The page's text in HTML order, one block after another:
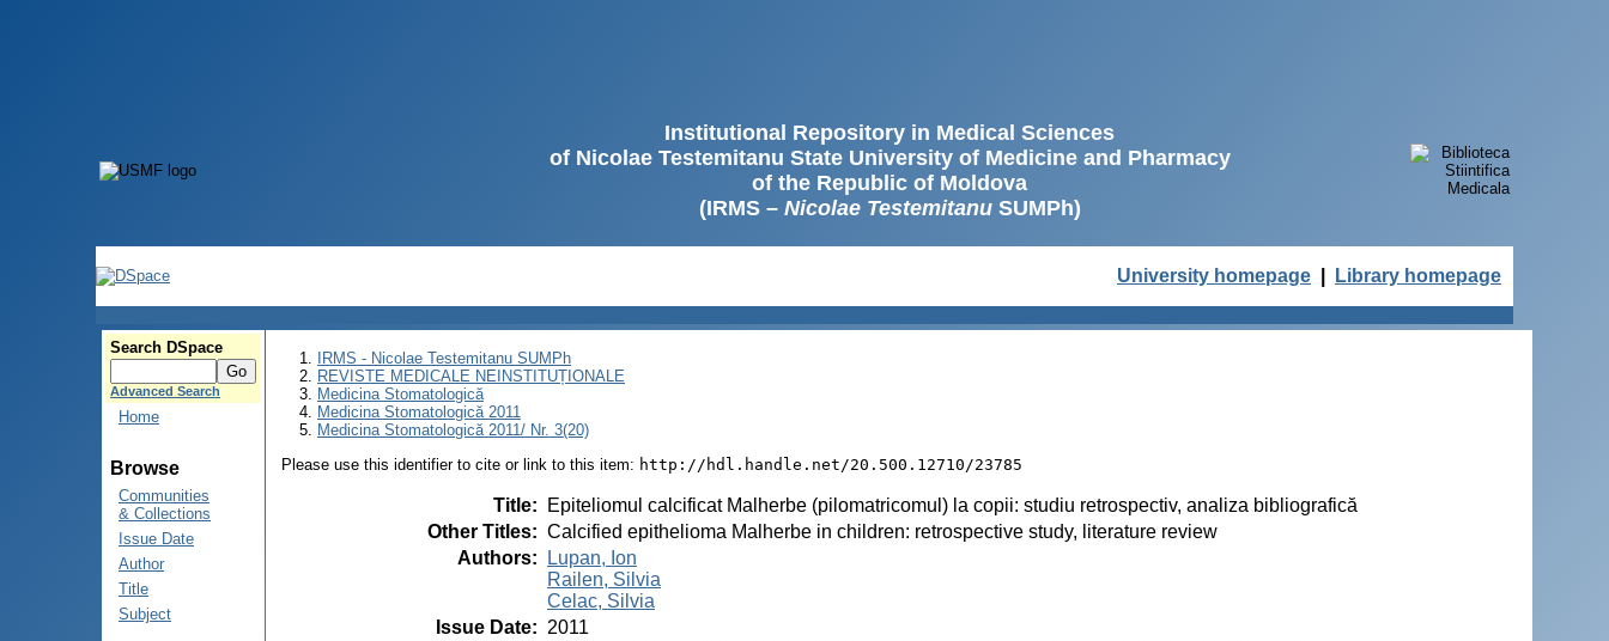
Institutional Repository in Medical Sciences
of Nicolae Testemitanu State University of Medicine and Pharmacy
of the Republic of Moldova
(IRMS – Nicolae TestemitanuSUMPh)
University homepage Library homepage
Search DSpace
Advanced Search
Home
Browse
Communities
& Collections
Issue Date
Author
Title
Subject
IRMS - Nicolae Testemitanu SUMPh
REVISTE MEDICALE NEINSTITUȚIONALE
Medicina Stomatologică
Medicina Stomatologică 2011
Medicina Stomatologică 2011/ Nr. 3(20)
Please use this identifier to cite or link to this item: http://hdl.handle.net/20.500.12710/23785
Title:
Epiteliomul calcificat Malherbe (pilomatricomul) la copii: studiu retrospectiv, analiza bibliografică
Other Titles: Calcified epithelioma Malherbe in children: retrospective study, literature review
Authors:
Lupan, Ion
Railen, Silvia
Celac, Silvia
Issue Date: 2011